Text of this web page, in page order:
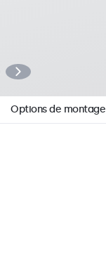
Options de montage